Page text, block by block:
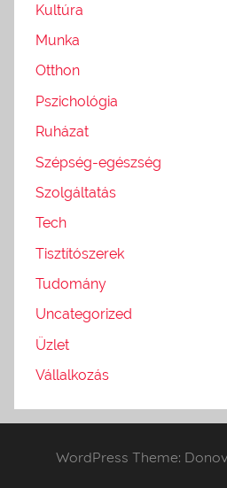
Kultúra
Munka
Otthon
Pszichológia
Ruházat
Szépség-egészség
Szolgáltatás
Tech
Tisztítószerek
Tudomány
Uncategorized
Üzlet
Vállalkozás
WordPress Theme: